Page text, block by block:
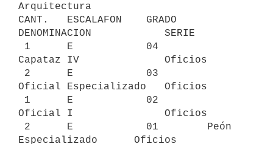
Arquitectura
CANT.   ESCALAFON    GRADO
DENOMINACION            SERIE
Capataz IV              Oficios
Oficial Especializado   Oficios
Oficial I               Oficios
Especializado      Oficios